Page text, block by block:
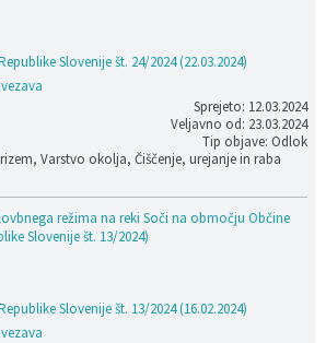
Slovenije št. 24/2024 (22.03.2024)
Sprejeto: 12.03.2024
Veljavno od: 23.03.2024
Tip objave: Odlok
Varstvo okolja, Čiščenje, urejanje in raba
režima na reki Soči na območju Občine
Slovenije št. 13/2024)
Slovenije št. 13/2024 (16.02.2024)